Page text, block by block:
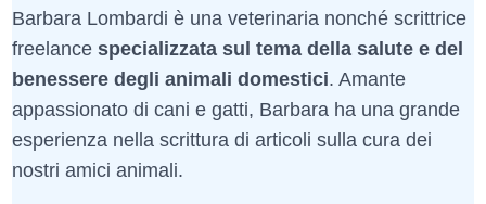
Barbara Lombardi è una veterinaria nonché scrittrice
freelance specializzata sul tema della salute e del
benessere degli animali domestici. Amante
appassionato di cani e gatti, Barbara ha una grande
esperienza nella scrittura di articoli sulla cura dei
nostri amici animali.